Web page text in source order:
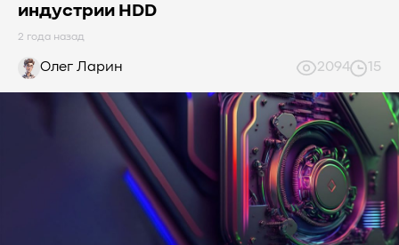
индустрии HDD
2 года назад
Олег Ларин 2094 15